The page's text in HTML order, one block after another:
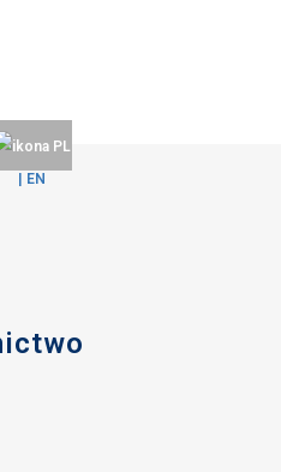
PL
| EN